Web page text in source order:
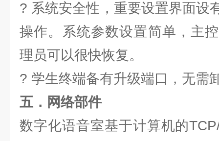
? 系统安全性，重要设置界面设
操作。系统参数设置简单，主
理员可以很快恢复。
? 学生终端备有升级端口，无需
五．网络部件
数字化语音室基于计算机的